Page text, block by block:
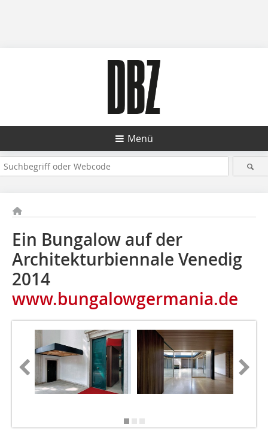
Menü
Ein Bungalow auf der
Architekturbiennale Venedig
2014
www.bungalowgermania.de